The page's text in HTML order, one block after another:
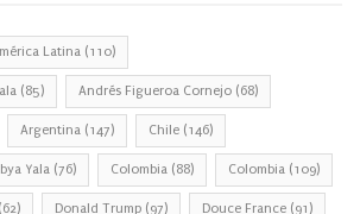
Latina (110)
(85) Andrés Figueroa Cornejo (68)
Argentina (147) Chile (146)
Yala (76) Colombia (88) Colombia (109)
(62) Donald Trump (97) Douce France (91)